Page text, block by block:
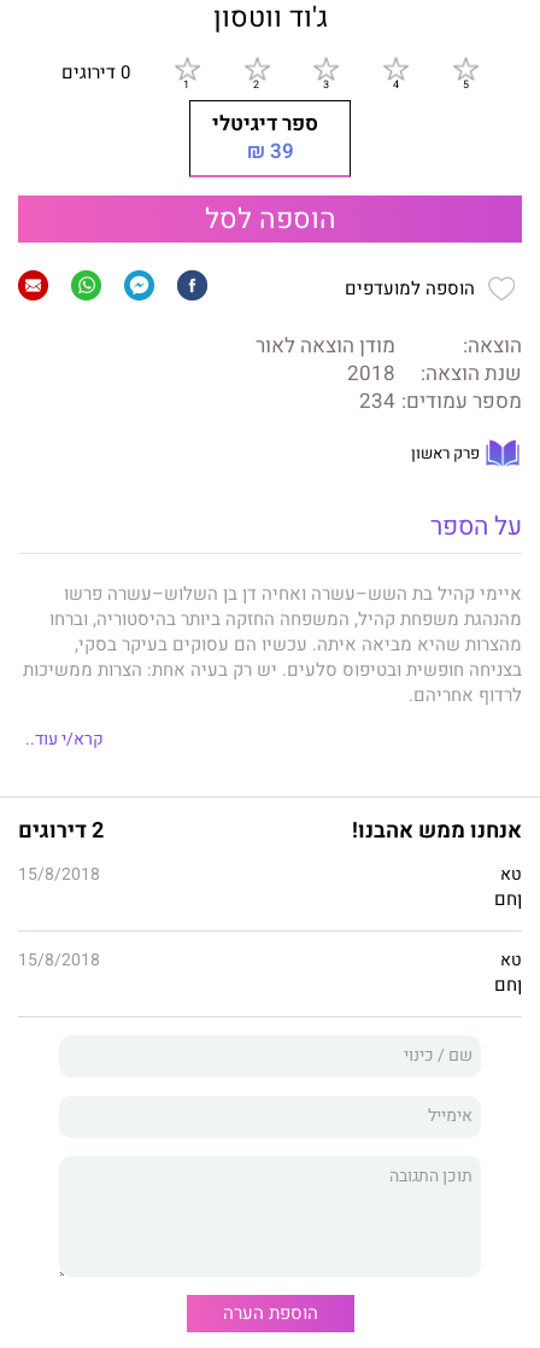
ג'וד ווטסון
0 דירוגים
ספר דיגיטלי
39 ₪
הוספה לסל
הוספה למועדפים
הוצאה:
מודן הוצאה לאור
שנת הוצאה:
2018
מספר עמודים: 234
פרק ראשון
על הספר
איימי קהיל בת השש–עשרה ואחיה דן בן השלוש–עשרה פרשו
מהנהגת משפחת קהיל, המשפחה החזקה ביותר בהיסטוריה, וברחו
מהצרות שהיא מביאה איתה. עכשיו הם עסוקים בעיקר בסקי,
בצניחה חופשית ובטיפוס סלעים. יש רק בעיה אחת: הצרות ממשיכות
לרדוף אחריהם.
אדם מסתורי בשם "המנודה", שגורש ממשפחת קהיל לפני שנים, חזר
במרוץ נואש יותר מאי פעם נגד השעון. במשימה הראשונה עליהם
למנוע מהאסון הימי החמור ביותר לחזור על עצמו, ואין להם שום
מרווח לטעות: אם ייכשלו יהיו אחראים לא רק למותם של אלפי
אנשים חפים מפשע, אלא גם "המנודה" יצליח להשתלט על משפחת
קהיל ודרכה לשלוט בעולם.
קרא/י עוד..
אנחנו ממש אהבנו! 2 דירוגים
טא 15/8/2018
ןחם
טא 15/8/2018
ןחם
הוספת הערה